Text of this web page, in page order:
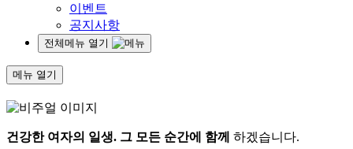
이벤트
공지사항
전체메뉴 열기
메뉴 열기
건강한 여자의 일생. 그 모든 순간에 함께 하겠습니다.